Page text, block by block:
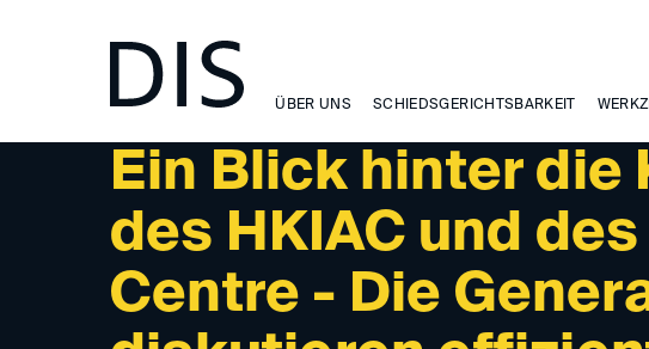
ÜBER UNS SCHIEDSGERICHTSBARKEIT
Ein Blick hinter die
des HKIAC und
Centre - Die
NEWSLETTER 06/2023 - UPCOMING EVENTS